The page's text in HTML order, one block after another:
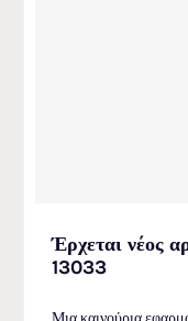
Έρχεται νέος
13033